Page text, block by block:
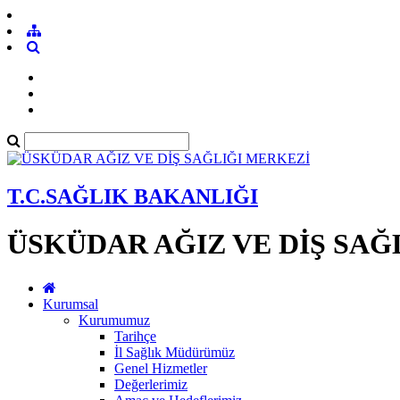
T.C.SAĞLIK BAKANLIĞI
ÜSKÜDAR AĞIZ VE DİŞ
Kurumsal
Kurumumuz
Tarihçe
İl Sağlık Müdürümüz
Genel Hizmetler
Değerlerimiz